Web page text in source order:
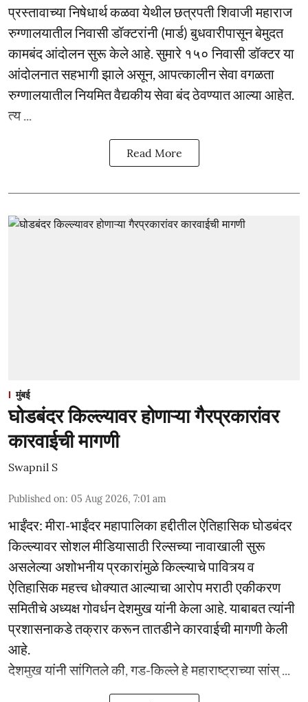
प्रस्तावाच्या निषेधार्थ कळवा येथील छत्रपती शिवाजी महाराज
रुग्णालयातील निवासी डॉक्टरांनी (मार्ड) बुधवारीपासून बेमुदत
कामबंद आंदोलन सुरू केले आहे. सुमारे १५० निवासी डॉक्टर या
आंदोलनात सहभागी झाले असून, आपत्कालीन सेवा वगळता
रुग्णालयातील नियमित वैद्यकीय सेवा बंद ठेवण्यात आल्या आहेत.
त्य ...
Read More
मुंबई
घोडबंदर किल्ल्यावर होणाऱ्या गैरप्रकारांवर
कारवाईची मागणी
Swapnil S
Published on: 05 Aug 2026, 7:01 am
भाईंंदर: मीरा-भाईंदर महापालिका हद्दीतील ऐतिहासिक घोडबंदर
किल्ल्यावर सोशल मीडियासाठी रिल्सच्या नावाखाली सुरू
असलेल्या अशोभनीय प्रकारांमुळे किल्ल्याचे पावित्र्य व
ऐतिहासिक महत्त्व धोक्यात आल्याचा आरोप मराठी एकीकरण
समितीचे अध्यक्ष गोवर्धन देशमुख यांनी केला आहे. याबाबत त्यांनी
प्रशासनाकडे तक्रार करून तातडीने कारवाईची मागणी केली
आहे.
देशमुख यांनी सांगितले की, गड-किल्ले हे महाराष्ट्राच्या सांस् ...